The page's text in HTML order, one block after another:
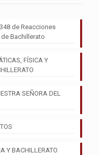
de Reacciones
Bachillerato
FÍSICA Y
SEÑORA DEL
Y BACHILLERATO